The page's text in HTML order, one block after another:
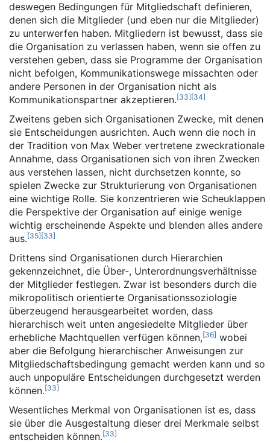
deswegen Bedingungen für Mitgliedschaft definieren,
denen sich die Mitglieder (und eben nur die Mitglieder)
zu unterwerfen haben. Mitgliedern ist bewusst, dass sie
die Organisation zu verlassen haben, wenn sie offen zu
verstehen geben, dass sie Programme der Organisation
nicht befolgen, Kommunikationswege missachten oder
andere Personen in der Organisation nicht als
Kommunikationspartner akzeptieren.[33][34]
Zweitens geben sich Organisationen Zwecke, mit denen
sie Entscheidungen ausrichten. Auch wenn die noch in
der Tradition von Max Weber vertretene zweckrationale
Annahme, dass Organisationen sich von ihren Zwecken
aus verstehen lassen, nicht durchsetzen konnte, so
spielen Zwecke zur Strukturierung von Organisationen
eine wichtige Rolle. Sie konzentrieren wie Scheuklappen
die Perspektive der Organisation auf einige wenige
wichtig erscheinende Aspekte und blenden alles andere
aus.[35][33]
Drittens sind Organisationen durch Hierarchien
gekennzeichnet, die Über-, Unterordnungsverhältnisse
der Mitglieder festlegen. Zwar ist besonders durch die
mikropolitisch orientierte Organisationssoziologie
überzeugend herausgearbeitet worden, dass
hierarchisch weit unten angesiedelte Mitglieder über
erhebliche Machtquellen verfügen können,[36] wobei
aber die Befolgung hierarchischer Anweisungen zur
Mitgliedschaftsbedingung gemacht werden kann und so
auch unpopuläre Entscheidungen durchgesetzt werden
können.[33]
Wesentliches Merkmal von Organisationen ist es, dass
sie über die Ausgestaltung dieser drei Merkmale selbst
entscheiden können.[33]